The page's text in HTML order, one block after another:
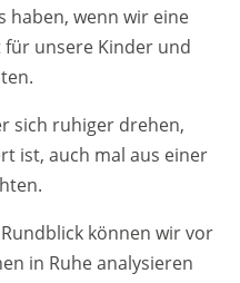
haben, wenn wir eine
unsere Kinder und
sich ruhiger drehen,
ist, auch mal aus einer
können wir vor
in Ruhe analysieren